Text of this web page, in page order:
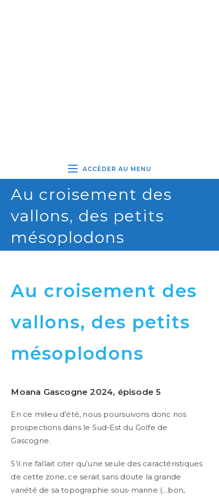
ACCÉDER AU MENU
Au croisement des
vallons, des petits
mésoplodons
Au croisement des
vallons, des petits
mésoplodons
Moana Gascogne 2024, épisode 5
En ce milieu d’été, nous poursuivons donc nos
prospections dans le Sud-Est du Golfe de
Gascogne.
S’il ne fallait citer qu’une seule des caractéristiques
de cette zone, ce serait sans doute la grande
variété de sa topographie sous-marine (…bon,